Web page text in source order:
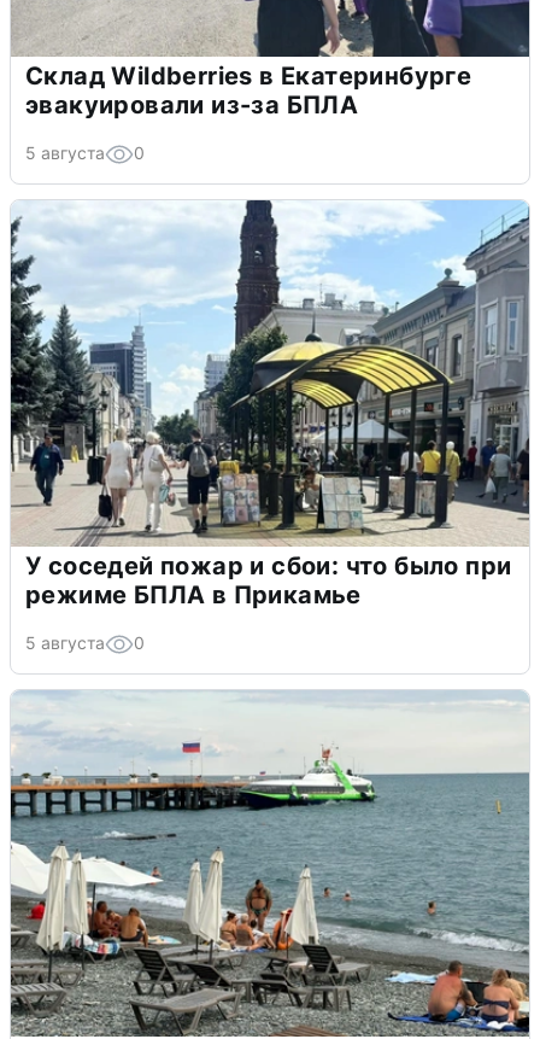
Склад Wildberries в Екатеринбурге
эвакуировали из-за БПЛА
5 августа 0
У соседей пожар и сбои: что было при
режиме БПЛА в Прикамье
5 августа 0